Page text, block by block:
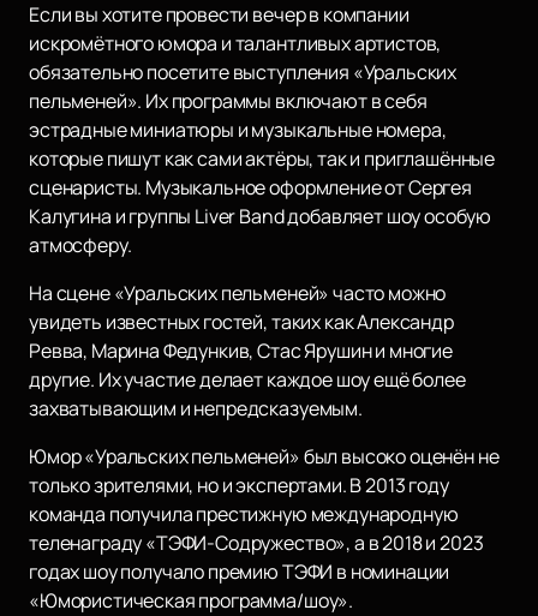
Если вы хотите провести вечер в компании
искромётного юмора и талантливых артистов,
обязательно посетите выступления «Уральских
пельменей». Их программы включают в себя
эстрадные миниатюры и музыкальные номера,
которые пишут как сами актёры, так и приглашённые
сценаристы. Музыкальное оформление от Сергея
Калугина и группы Liver Band добавляет шоу особую
атмосферу.
На сцене «Уральских пельменей» часто можно
увидеть известных гостей, таких как Александр
Ревва, Марина Федункив, Стас Ярушин и многие
другие. Их участие делает каждое шоу ещё более
захватывающим и непредсказуемым.
Юмор «Уральских пельменей» был высоко оценён не
только зрителями, но и экспертами. В 2013 году
команда получила престижную международную
теленаграду «ТЭФИ-Содружество», а в 2018 и 2023
годах шоу получало премию ТЭФИ в номинации
«Юмористическая программа/шоу».